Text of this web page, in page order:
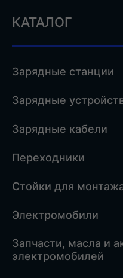
КАТАЛОГ
Зарядные станции
Зарядные
Зарядные кабели
Переходники
Стойки для
Электромобили
Запчасти, масла и
электромобилей